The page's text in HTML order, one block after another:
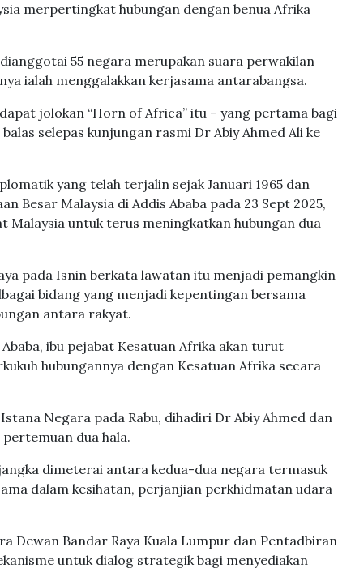
merpertingkat hubungan dengan benua Afrika
55 negara merupakan suara perwakilan
ialah menggalakkan kerjasama antarabangsa.
jolokan “Horn of Africa” itu – yang pertama bagi
selepas kunjungan rasmi Dr Abiy Ahmed Ali ke
yang telah terjalin sejak Januari 1965 dan
Besar Malaysia di Addis Ababa pada 23 Sept 2025,
Malaysia untuk terus meningkatkan hubungan dua
pada Isnin berkata lawatan itu menjadi pemangkin
bidang yang menjadi kepentingan bersama
antara rakyat.
ibu pejabat Kesatuan Afrika akan turut
hubungannya dengan Kesatuan Afrika secara
Negara pada Rabu, dihadiri Dr Abiy Ahmed dan
dua hala.
dimeterai antara kedua-dua negara termasuk
dalam kesihatan, perjanjian perkhidmatan udara
Dewan Bandar Raya Kuala Lumpur dan Pentadbiran
untuk dialog strategik bagi menyediakan